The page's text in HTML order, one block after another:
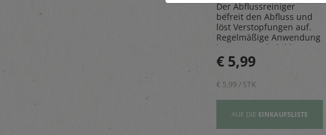
Der Abflussreiniger
befreit den Abfluss und
löst Verstopfungen auf.
Regelmäßige Anwendung
beugt Geruchsbildung
vor.
€ 5,99
€ 5,99 / STK
AUF DIE EINKAUFSLISTE